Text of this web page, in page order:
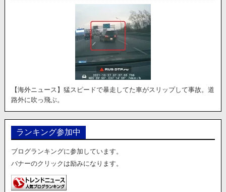
【海外ニュース】猛スピードで暴走してた車がスリップして事故。道
路外に吹っ飛ぶ。
ランキング参加中
ブログランキングに参加しています。
バナーのクリックは励みになります。